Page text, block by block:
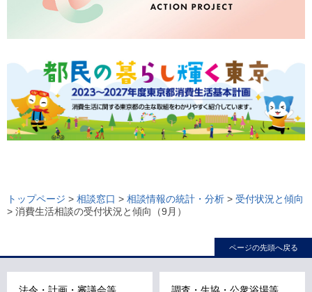
ー
カ
トップページ > 相談窓口 > 相談情報の統計・分析 > 受付状況と傾向
> 消費生活相談の受付状況と傾向（9月）
ページの先頭へ戻る